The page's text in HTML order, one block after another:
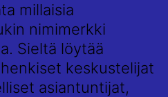
millaisia
nimimerkki
Sieltä löytää
keskustelijat
asiantuntijat,